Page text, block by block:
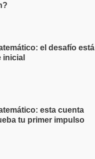
el desafío está
inicial
esta cuenta
tu primer impulso